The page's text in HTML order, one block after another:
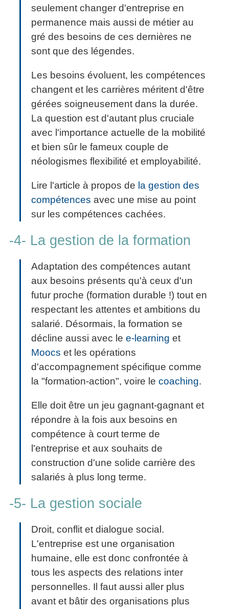
seulement changer d'entreprise en
permanence mais aussi de métier au
gré des besoins de ces dernières ne
sont que des légendes.
Les besoins évoluent, les compétences
changent et les carrières méritent d'être
gérées soigneusement dans la durée.
La question est d'autant plus cruciale
avec l'importance actuelle de la mobilité
et bien sûr le fameux couple de
néologismes flexibilité et employabilité.
Lire l'article à propos de la gestion des
compétences avec une mise au point
sur les compétences cachées.
-4- La gestion de la formation
Adaptation des compétences autant
aux besoins présents qu'à ceux d'un
futur proche (formation durable !) tout en
respectant les attentes et ambitions du
salarié. Désormais, la formation se
décline aussi avec le e-learning et
Moocs et les opérations
d'accompagnement spécifique comme
la "formation-action", voire le coaching.
Elle doit être un jeu gagnant-gagnant et
répondre à la fois aux besoins en
compétence à court terme de
l'entreprise et aux souhaits de
construction d'une solide carrière des
salariés à plus long terme.
-5- La gestion sociale
Droit, conflit et dialogue social.
L'entreprise est une organisation
humaine, elle est donc confrontée à
tous les aspects des relations inter
personnelles. Il faut aussi aller plus
avant et bâtir des organisations plus